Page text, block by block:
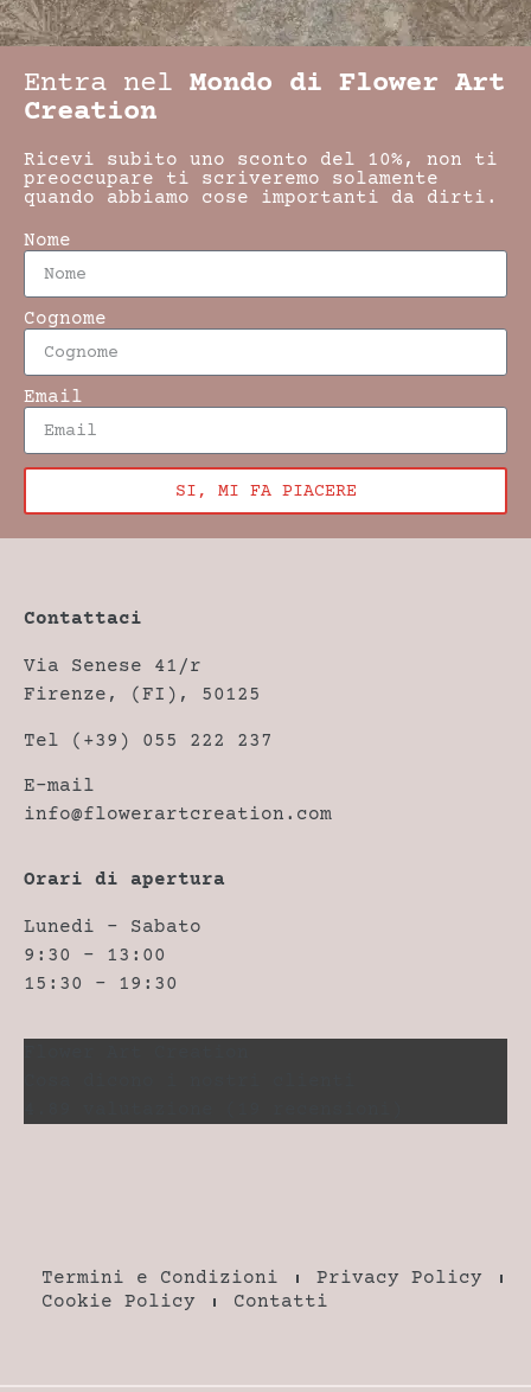
Entra nel Mondo di Flower Art
Creation
Ricevi subito uno sconto del 10%, non ti
preoccupare ti scriveremo solamente
quando abbiamo cose importanti da dirti.
Nome
Cognome
Email
SI, MI FA PIACERE
Contattaci
Via Senese 41/r
Firenze, (FI), 50125
Tel (+39) 055 222 237
E-mail
info@flowerartcreation.com
Orari di apertura
Lunedi – Sabato
9:30 – 13:00
15:30 – 19:30
Termini e Condizioni
Privacy Policy
Cookie Policy
Contatti